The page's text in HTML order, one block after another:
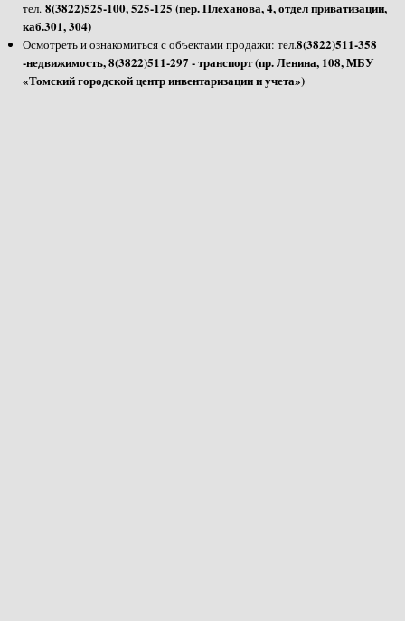
тел. 8(3822)525-100, 525-125 (пер. Плеханова, 4, отдел приватизации,
каб.301, 304)
Осмотреть и ознакомиться с объектами продажи: тел.8(3822)511-358
-недвижимость, 8(3822)511-297 - транспорт (пр. Ленина, 108, МБУ
«Томский городской центр инвентаризации и учета»)